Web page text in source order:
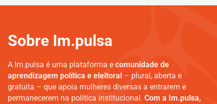
Sobre Im.pulsa
A Im.pulsa é uma plataforma e comunidade de
aprendizagem política e eleitoral – plural, aberta e
gratuita – que apoia mulheres diversas a entrarem e
permanecerem na política institucional. Com a Im.pulsa,